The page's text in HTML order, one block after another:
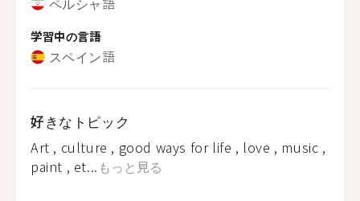
学習中の言語
スペイン語
好きなトピック
Art , culture , good ways for life , love , music ,
paint , et... もっと見る